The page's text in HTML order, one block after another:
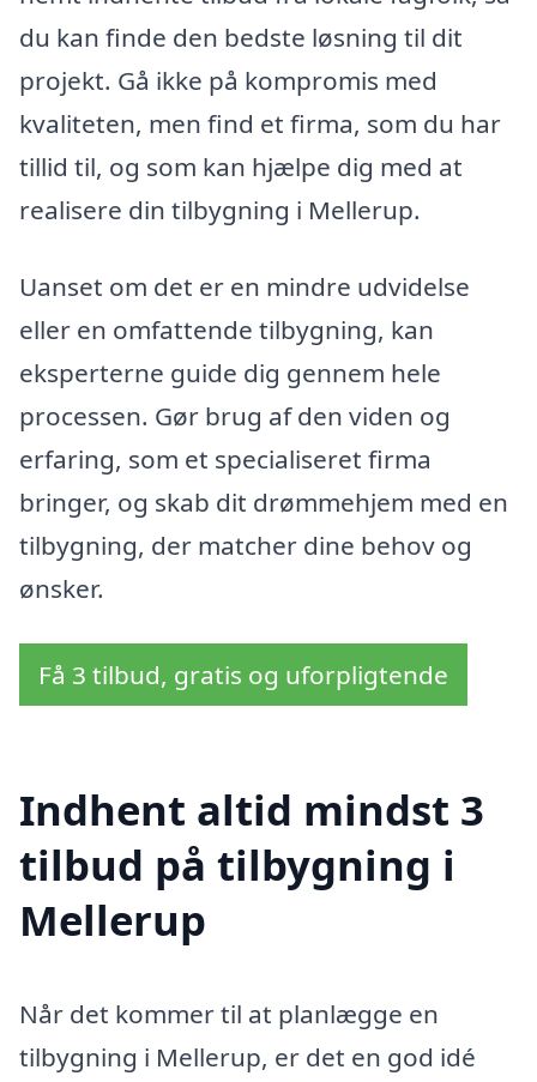
du kan finde den bedste løsning til dit
projekt. Gå ikke på kompromis med
kvaliteten, men find et firma, som du har
tillid til, og som kan hjælpe dig med at
realisere din tilbygning i Mellerup.
Uanset om det er en mindre udvidelse
eller en omfattende tilbygning, kan
eksperterne guide dig gennem hele
processen. Gør brug af den viden og
erfaring, som et specialiseret firma
bringer, og skab dit drømmehjem med en
tilbygning, der matcher dine behov og
ønsker.
Få 3 tilbud, gratis og uforpligtende
Indhent altid mindst 3
tilbud på tilbygning i
Mellerup
Når det kommer til at planlægge en
tilbygning i Mellerup, er det en god idé